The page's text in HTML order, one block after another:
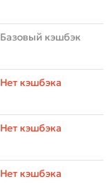
Базовый кэшбэк
Нет кэшбэка
Нет кэшбэка
Нет кэшбэка